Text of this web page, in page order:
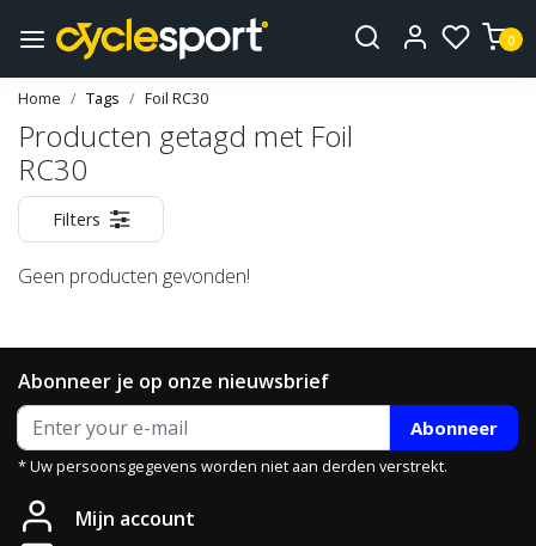
0
Home Tags Foil RC30
Producten getagd met Foil
RC30
Filters
Geen producten gevonden!
Abonneer je op onze nieuwsbrief
Abonneer
* Uw persoonsgegevens worden niet aan derden verstrekt.
Mijn account